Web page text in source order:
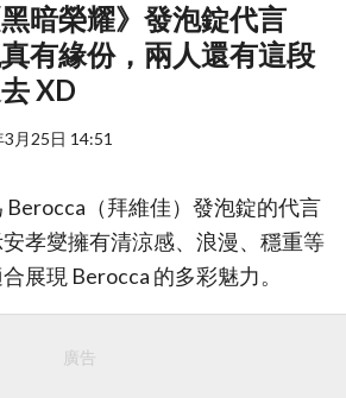
暗榮耀》發泡錠代言
有緣份，兩人還有這段
XD
月25日 14:51
Berocca（拜維佳）發泡錠的代言
孝燮擁有清涼感、浪漫、穩重等
展現 Berocca 的多彩魅力。
廣告